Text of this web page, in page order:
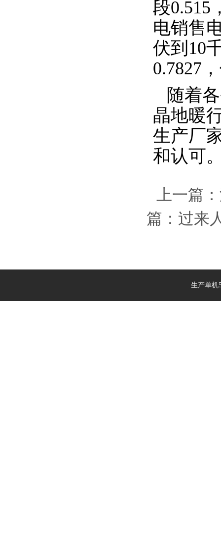
段0.515
电销售
伏到 10
0.7827
随着
晶地暖
生产厂
和认可
上一篇：
篇： 过来
生产单机